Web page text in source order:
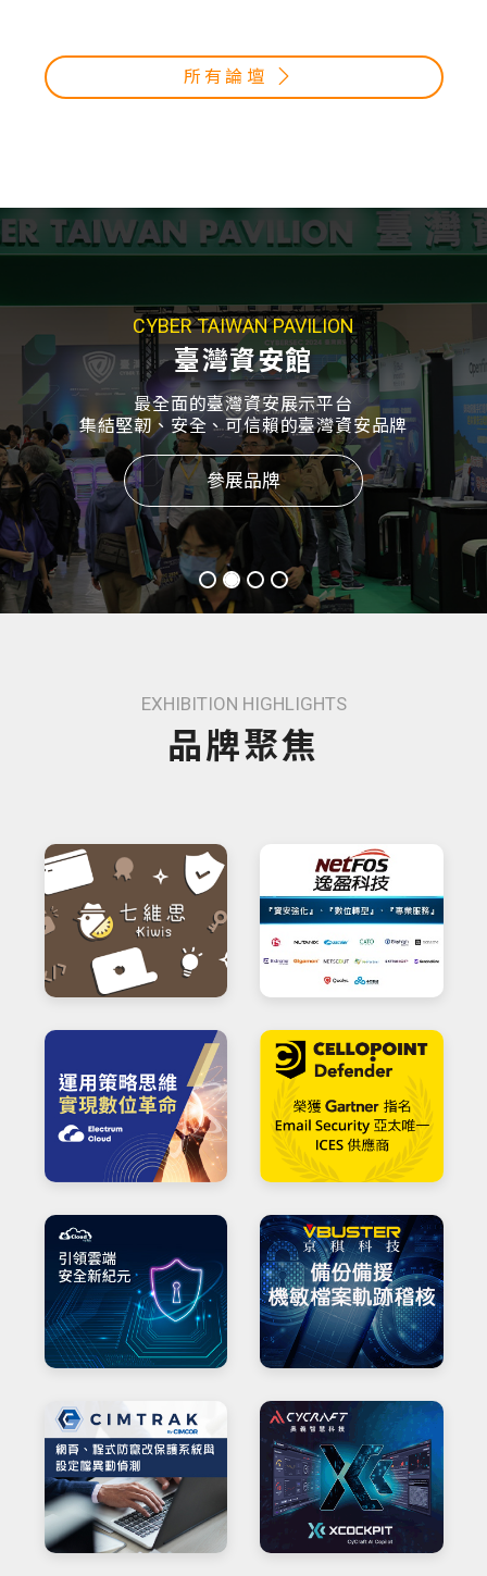
所有論壇
CYBER TAIWAN PAVILION
臺灣資安館
最全面的臺灣資安展示平台
集結堅韌、安全、可信賴的臺灣資安品牌
參展品牌
EXHIBITION HIGHLIGHTS
品牌聚焦